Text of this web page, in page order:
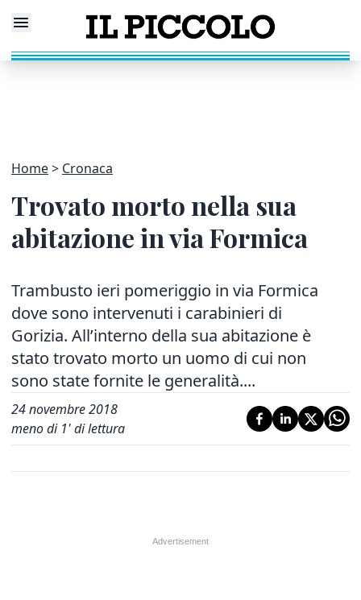
Home Cronaca
Trovato morto nella sua
abitazione in via Formica
Trambusto ieri pomeriggio in via Formica
dove sono intervenuti i carabinieri di
Gorizia. All’interno della sua abitazione è
stato trovato morto un uomo di cui non
sono state fornite le generalità....
24 novembre 2018
meno di 1' di lettura